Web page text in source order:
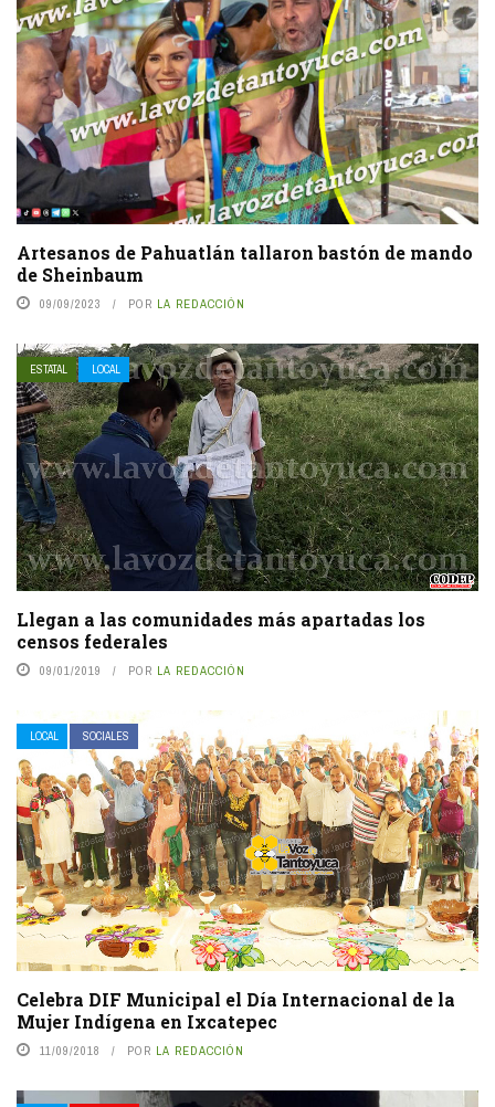
Artesanos de Pahuatlán tallaron bastón de mando
de Sheinbaum
09/09/2023 POR LA REDACCIÓN
ESTATAL LOCAL
Llegan a las comunidades más apartadas los
censos federales
09/01/2019 POR LA REDACCIÓN
LOCAL SOCIALES
Celebra DIF Municipal el Día Internacional de la
Mujer Indígena en Ixcatepec
11/09/2018 POR LA REDACCIÓN